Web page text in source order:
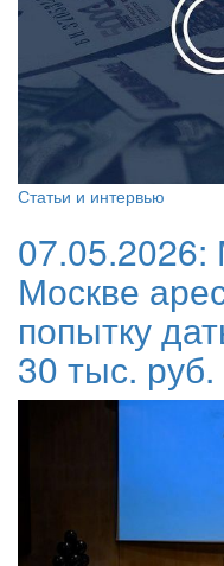
Статьи и интервью
07.05.2026:
Москве
попытку
30 тыс. руб.